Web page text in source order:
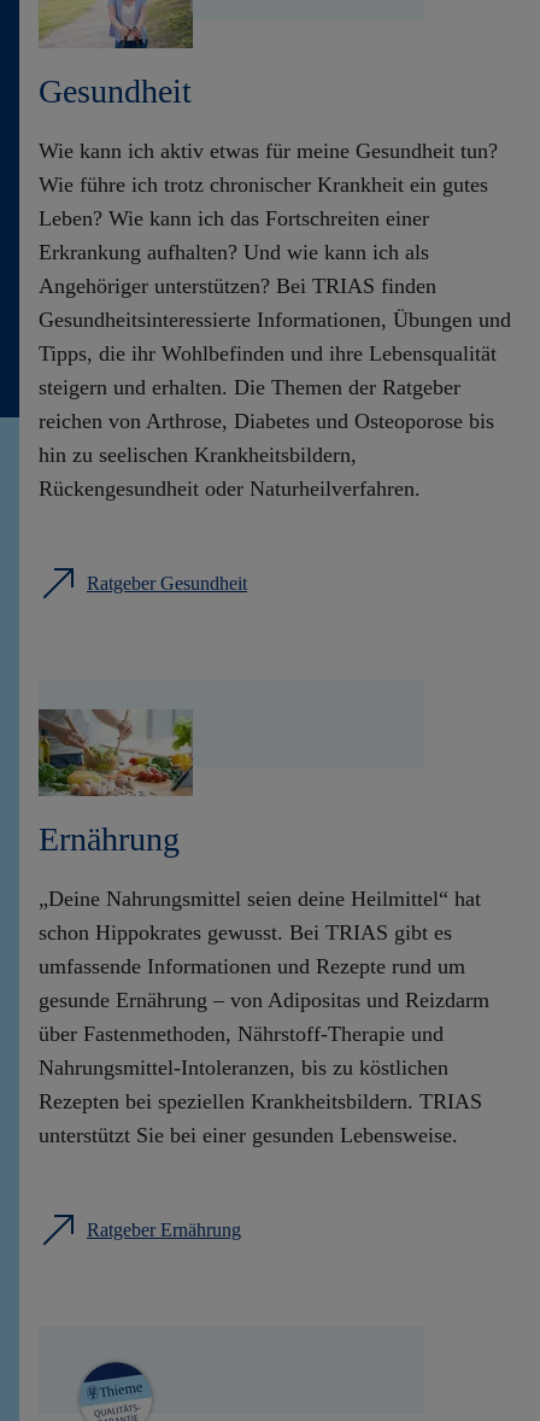
Gesundheit
Wie kann ich aktiv etwas für meine Gesundheit tun?
Wie führe ich trotz chronischer Krankheit ein gutes
Leben? Wie kann ich das Fortschreiten einer
Erkrankung aufhalten? Und wie kann ich als
Angehöriger unterstützen? Bei TRIAS finden
Gesundheitsinteressierte Informationen, Übungen und
Tipps, die ihr Wohlbefinden und ihre Lebensqualität
steigern und erhalten. Die Themen der Ratgeber
reichen von Arthrose, Diabetes und Osteoporose bis
hin zu seelischen Krankheitsbildern,
Rückengesundheit oder Naturheilverfahren.
Ratgeber Gesundheit
Ernährung
„Deine Nahrungsmittel seien deine Heilmittel“ hat
schon Hippokrates gewusst. Bei TRIAS gibt es
umfassende Informationen und Rezepte rund um
gesunde Ernährung – von Adipositas und Reizdarm
über Fastenmethoden, Nährstoff-Therapie und
Nahrungsmittel-Intoleranzen, bis zu köstlichen
Rezepten bei speziellen Krankheitsbildern. TRIAS
unterstützt Sie bei einer gesunden Lebensweise.
Ratgeber Ernährung